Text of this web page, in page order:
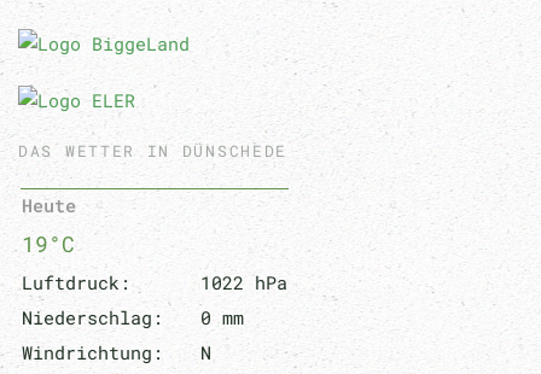
DAS WETTER IN DÜNSCHEDE
Heute
19°C
Luftdruck:
1022 hPa
Niederschlag:
0 mm
Windrichtung:
N